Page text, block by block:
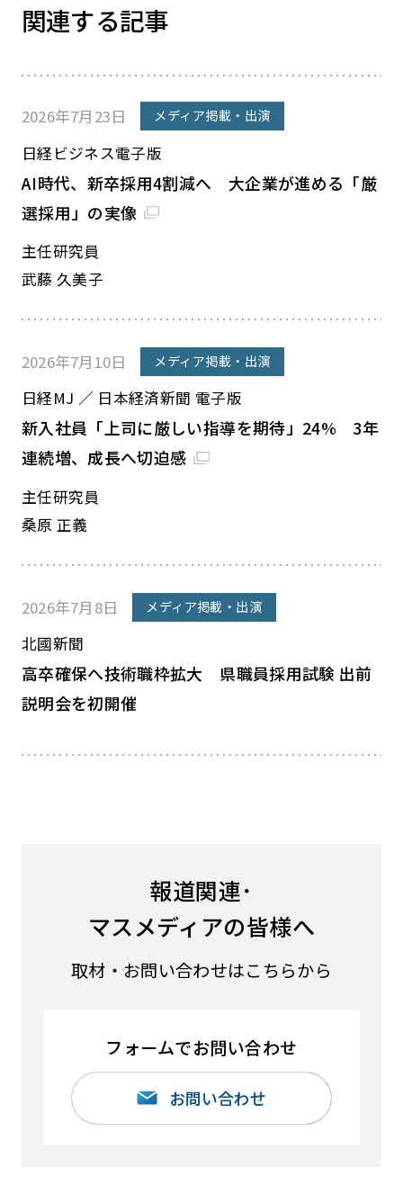
関連する記事
2026年7月23日 メディア掲載・出演
日経ビジネス電子版
AI時代、新卒採用4割減へ 大企業が進める「厳
選採用」の実像
主任研究員
武藤 久美子
2026年7月10日 メディア掲載・出演
日経MJ ／ 日本経済新聞 電子版
新入社員「上司に厳しい指導を期待」24% 3年
連続増、成長へ切迫感
主任研究員
桑原 正義
2026年7月8日 メディア掲載・出演
北國新聞
高卒確保へ技術職枠拡大 県職員採用試験 出前
説明会を初開催
報道関連･
マスメディアの皆様へ
取材・お問い合わせはこちらから
フォームでお問い合わせ
お問い合わせ